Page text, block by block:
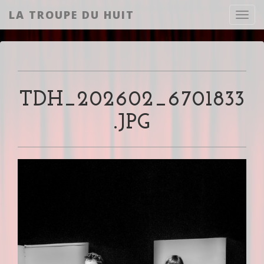
LA TROUPE DU HUIT
TDH_202602_6701833
.JPG